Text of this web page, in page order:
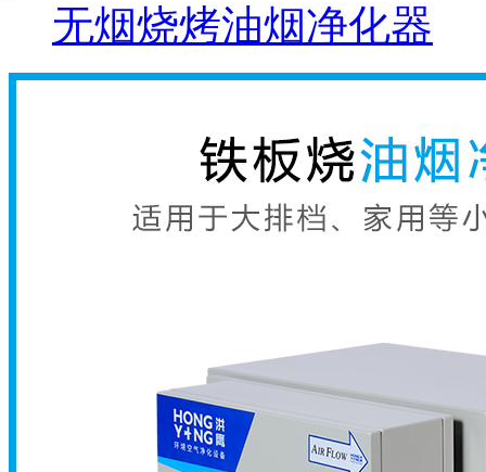
无烟烧烤油烟净化器